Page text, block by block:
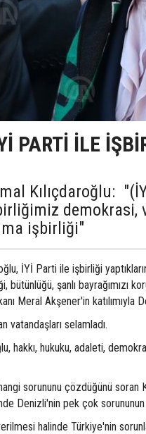
PARTİ İLE
Kılıçdaroğlu:
işbirliği"
İYİ Parti ile işbirliği
bütünlüğü, şanlı bayrağımızı
Meral Akşener'in katılımıyla
vatandaşları selamladı.
hakkı, hukuku, adaleti,
sorununu çözdüğünü
Denizli'nin pek çok
halinde Türkiye'nin